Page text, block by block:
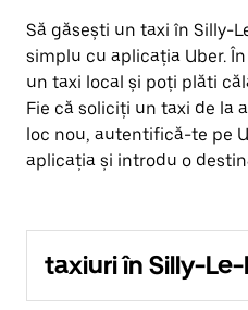
Să găsești un taxi în Silly-
simplu cu aplicația Uber.
un taxi local și poți plăti
Fie că soliciți un taxi de la
loc nou, autentifică-te pe
aplicația și introdu o
taxiuri în Silly-